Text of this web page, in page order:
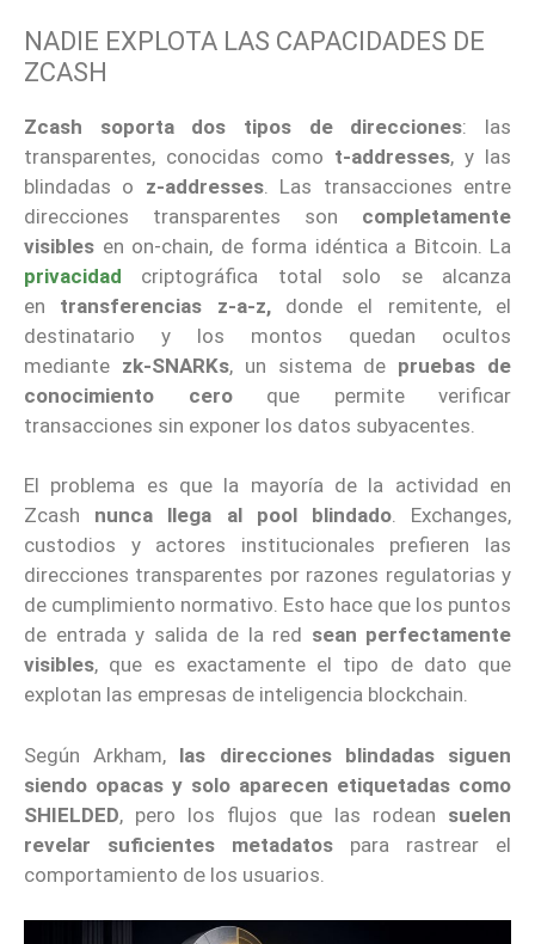
NADIE EXPLOTA LAS CAPACIDADES DE
ZCASH
Zcash soporta dos tipos de direcciones: las
transparentes, conocidas como t-addresses, y las
blindadas o z-addresses. Las transacciones entre
direcciones transparentes son completamente
visibles en on-chain, de forma idéntica a Bitcoin. La
privacidad
criptográfica total solo se alcanza
en transferencias z-a-z, donde el remitente, el
destinatario y los montos quedan ocultos
mediante zk-SNARKs, un sistema de pruebas de
conocimiento ceroque permite verificar
transacciones sin exponer los datos subyacentes.
El problema es que la mayoría de la actividad en
Zcash nunca llega al pool blindado. Exchanges,
custodios y actores institucionales prefieren las
direcciones transparentes por razones regulatorias y
de cumplimiento normativo. Esto hace que los puntos
de entrada y salida de la red sean perfectamente
visibles, que es exactamente el tipo de dato que
explotan las empresas de inteligencia blockchain.
Según Arkham, las direcciones blindadas siguen
siendo opacas y solo aparecen etiquetadas como
SHIELDED, pero los flujos que las rodean suelen
revelar suficientes metadatos para rastrear el
comportamiento de los usuarios.